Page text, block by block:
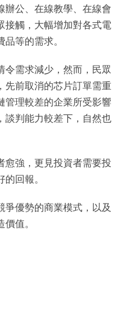
辦公、在線教學、在線會
接觸，大幅增加對各式電
等的需求。
令需求減少，然而，民眾
先前取消的芯片訂單需重
管理較差的企業所受影響
談判能力較差下，自然也
愈強，更見投資者需要投
回報。
爭優勢的商業模式，以及
值。